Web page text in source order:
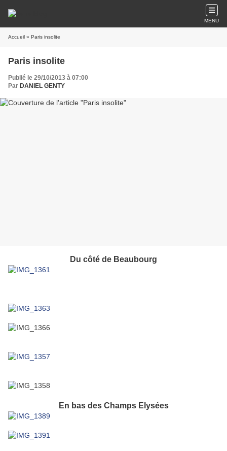
MENU
Accueil » Paris insolite
Paris insolite
Publié le 29/10/2013 à 07:00
Par DANIEL GENTY
Du côté de Beaubourg
En bas des Champs Elysées